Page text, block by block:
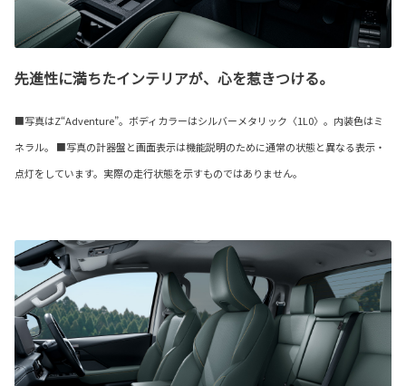
先進性に満ちたインテリアが、心を惹きつける。
■写真はZ“Adventure”。ボディカラーはシルバーメタリック〈1L0〉。内装色はミ
ネラル。 ■写真の計器盤と画面表示は機能説明のために通常の状態と異なる表示・
点灯をしています。実際の走行状態を示すものではありません。